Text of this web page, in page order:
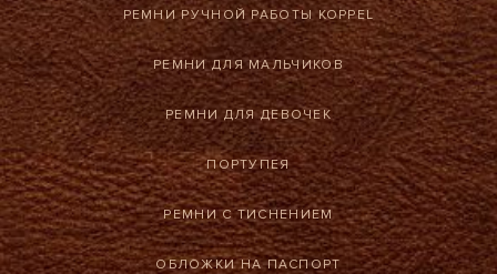
РЕМНИ РУЧНОЙ РАБОТЫ KOPPEL
РЕМНИ ДЛЯ МАЛЬЧИКОВ
РЕМНИ ДЛЯ ДЕВОЧЕК
ПОРТУПЕЯ
РЕМНИ С ТИСНЕНИЕМ
ОБЛОЖКИ НА ПАСПОРТ